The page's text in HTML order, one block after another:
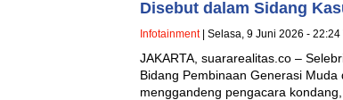
Disebut dalam Sidang
Infotainment| Selasa, 9 Juni 2026 - 22:24
‎JAKARTA, suararealitas.co –
Bidang Pembinaan Generasi
menggandeng pengacara